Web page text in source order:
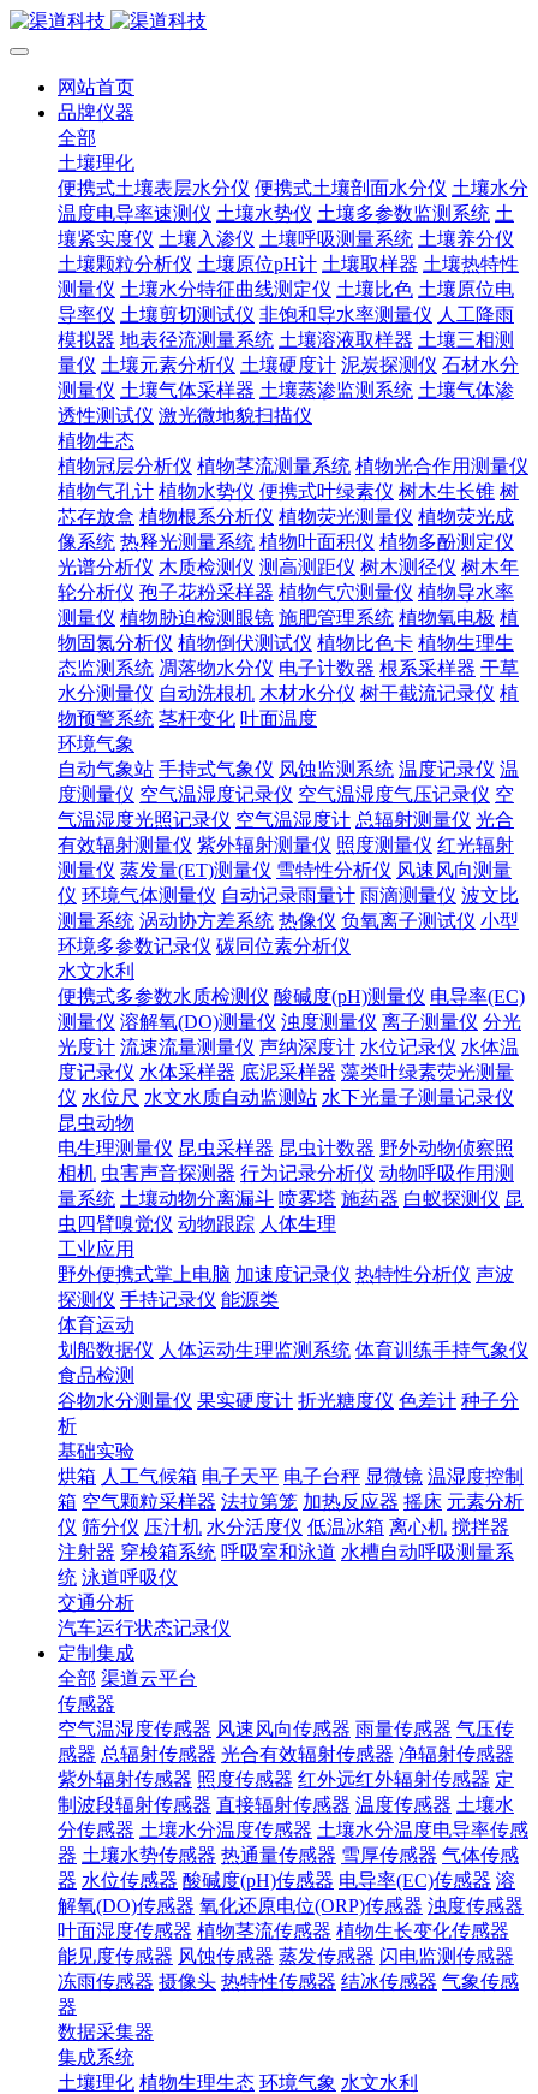
网站首页
品牌仪器
全部
土壤理化
便携式土壤表层水分仪 便携式土壤剖面水分仪 土壤水分
温度电导率速测仪 土壤水势仪 土壤多参数监测系统 土
壤紧实度仪 土壤入渗仪 土壤呼吸测量系统 土壤养分仪
土壤颗粒分析仪 土壤原位pH计 土壤取样器 土壤热特性
测量仪 土壤水分特征曲线测定仪 土壤比色 土壤原位电
导率仪 土壤剪切测试仪 非饱和导水率测量仪 人工降雨
模拟器 地表径流测量系统 土壤溶液取样器 土壤三相测
量仪 土壤元素分析仪 土壤硬度计 泥炭探测仪 石材水分
测量仪 土壤气体采样器 土壤蒸渗监测系统 土壤气体渗
透性测试仪 激光微地貌扫描仪
植物生态
植物冠层分析仪 植物茎流测量系统 植物光合作用测量仪
植物气孔计 植物水势仪 便携式叶绿素仪 树木生长锥 树
芯存放盒 植物根系分析仪 植物荧光测量仪 植物荧光成
像系统 热释光测量系统 植物叶面积仪 植物多酚测定仪
光谱分析仪 木质检测仪 测高测距仪 树木测径仪 树木年
轮分析仪 孢子花粉采样器 植物气穴测量仪 植物导水率
测量仪 植物胁迫检测眼镜 施肥管理系统 植物氧电极 植
物固氮分析仪 植物倒伏测试仪 植物比色卡 植物生理生
态监测系统 凋落物水分仪 电子计数器 根系采样器 干草
水分测量仪 自动洗根机 木材水分仪 树干截流记录仪 植
物预警系统 茎杆变化 叶面温度
环境气象
自动气象站 手持式气象仪 风蚀监测系统 温度记录仪 温
度测量仪 空气温湿度记录仪 空气温湿度气压记录仪 空
气温湿度光照记录仪 空气温湿度计 总辐射测量仪 光合
有效辐射测量仪 紫外辐射测量仪 照度测量仪 红光辐射
测量仪 蒸发量(ET)测量仪 雪特性分析仪 风速风向测量
仪 环境气体测量仪 自动记录雨量计 雨滴测量仪 波文比
测量系统 涡动协方差系统 热像仪 负氧离子测试仪 小型
环境多参数记录仪 碳同位素分析仪
水文水利
便携式多参数水质检测仪 酸碱度(pH)测量仪 电导率(EC)
测量仪 溶解氧(DO)测量仪 浊度测量仪 离子测量仪 分光
光度计 流速流量测量仪 声纳深度计 水位记录仪 水体温
度记录仪 水体采样器 底泥采样器 藻类叶绿素荧光测量
仪 水位尺 水文水质自动监测站 水下光量子测量记录仪
昆虫动物
电生理测量仪 昆虫采样器 昆虫计数器 野外动物侦察照
相机 虫害声音探测器 行为记录分析仪 动物呼吸作用测
量系统 土壤动物分离漏斗 喷雾塔 施药器 白蚁探测仪 昆
虫四臂嗅觉仪 动物跟踪 人体生理
工业应用
野外便携式掌上电脑 加速度记录仪 热特性分析仪 声波
探测仪 手持记录仪 能源类
体育运动
划船数据仪 人体运动生理监测系统 体育训练手持气象仪
食品检测
谷物水分测量仪 果实硬度计 折光糖度仪 色差计 种子分
析
基础实验
烘箱 人工气候箱 电子天平 电子台秤 显微镜 温湿度控制
箱 空气颗粒采样器 法拉第笼 加热反应器 摇床 元素分析
仪 筛分仪 压汁机 水分活度仪 低温冰箱 离心机 搅拌器
注射器 穿梭箱系统 呼吸室和泳道 水槽自动呼吸测量系
统 泳道呼吸仪
交通分析
汽车运行状态记录仪
定制集成
全部 渠道云平台
传感器
空气温湿度传感器 风速风向传感器 雨量传感器 气压传
感器 总辐射传感器 光合有效辐射传感器 净辐射传感器
紫外辐射传感器 照度传感器 红外远红外辐射传感器 定
制波段辐射传感器 直接辐射传感器 温度传感器 土壤水
分传感器 土壤水分温度传感器 土壤水分温度电导率传感
器 土壤水势传感器 热通量传感器 雪厚传感器 气体传感
器 水位传感器 酸碱度(pH)传感器 电导率(EC)传感器 溶
解氧(DO)传感器 氧化还原电位(ORP)传感器 浊度传感器
叶面湿度传感器 植物茎流传感器 植物生长变化传感器
能见度传感器 风蚀传感器 蒸发传感器 闪电监测传感器
冻雨传感器 摄像头 热特性传感器 结冰传感器 气象传感
器
数据采集器
集成系统
土壤理化 植物生理生态 环境气象 水文水利